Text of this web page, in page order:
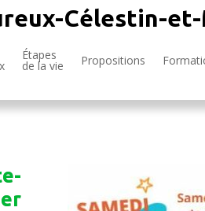
Célestin-
Étapes
de la vie Propositions